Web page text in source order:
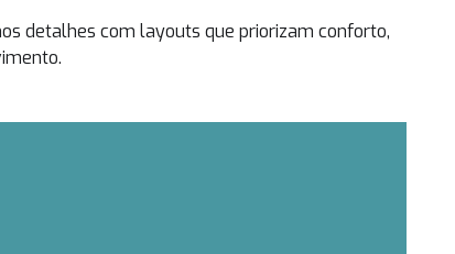
detalhes com layouts que priorizam conforto,